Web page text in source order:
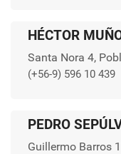
HÉCTOR
Santa Nora 4,
(+56-9) 596 10 439
PEDRO
Guillermo Barros